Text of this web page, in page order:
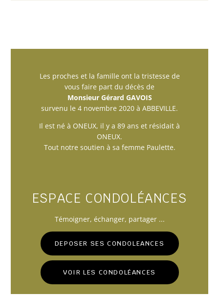
Les proches et la famille ont la tristesse de
vous faire part du décès de
Monsieur Gérard GAVOIS
survenu le 4 novembre 2020 à ABBEVILLE.
Il est né à ONEUX, il y a 89 ans et résidait à
ONEUX.
Tout notre soutien à sa femme Paulette.
ESPACE CONDOLÉANCES
Témoigner, échanger, partager ...
DEPOSER SES CONDOLEANCES
VOIR LES CONDOLÉANCES